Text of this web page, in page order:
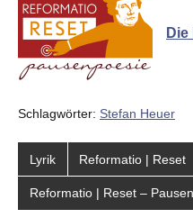
Schlagwörter: Stefan Heuer
Lyrik Reformatio | Reset
Reformatio | Reset –